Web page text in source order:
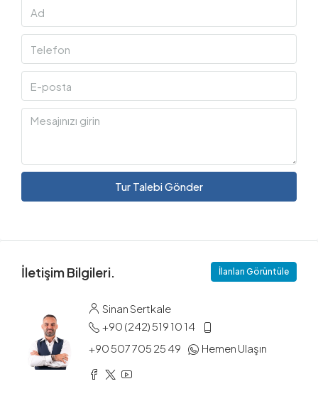
Tur Talebi Gönder
İletişim Bilgileri. İlanları Görüntüle
Sinan Sertkale
+90 (242) 519 10 14
+90 507 705 25 49
Hemen Ulaşın